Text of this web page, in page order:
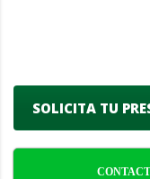
SOLICITA TU